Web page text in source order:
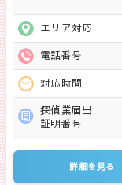
エリア対応
電話番号
対応時間
探偵業届出
証明番号
詳細を見る